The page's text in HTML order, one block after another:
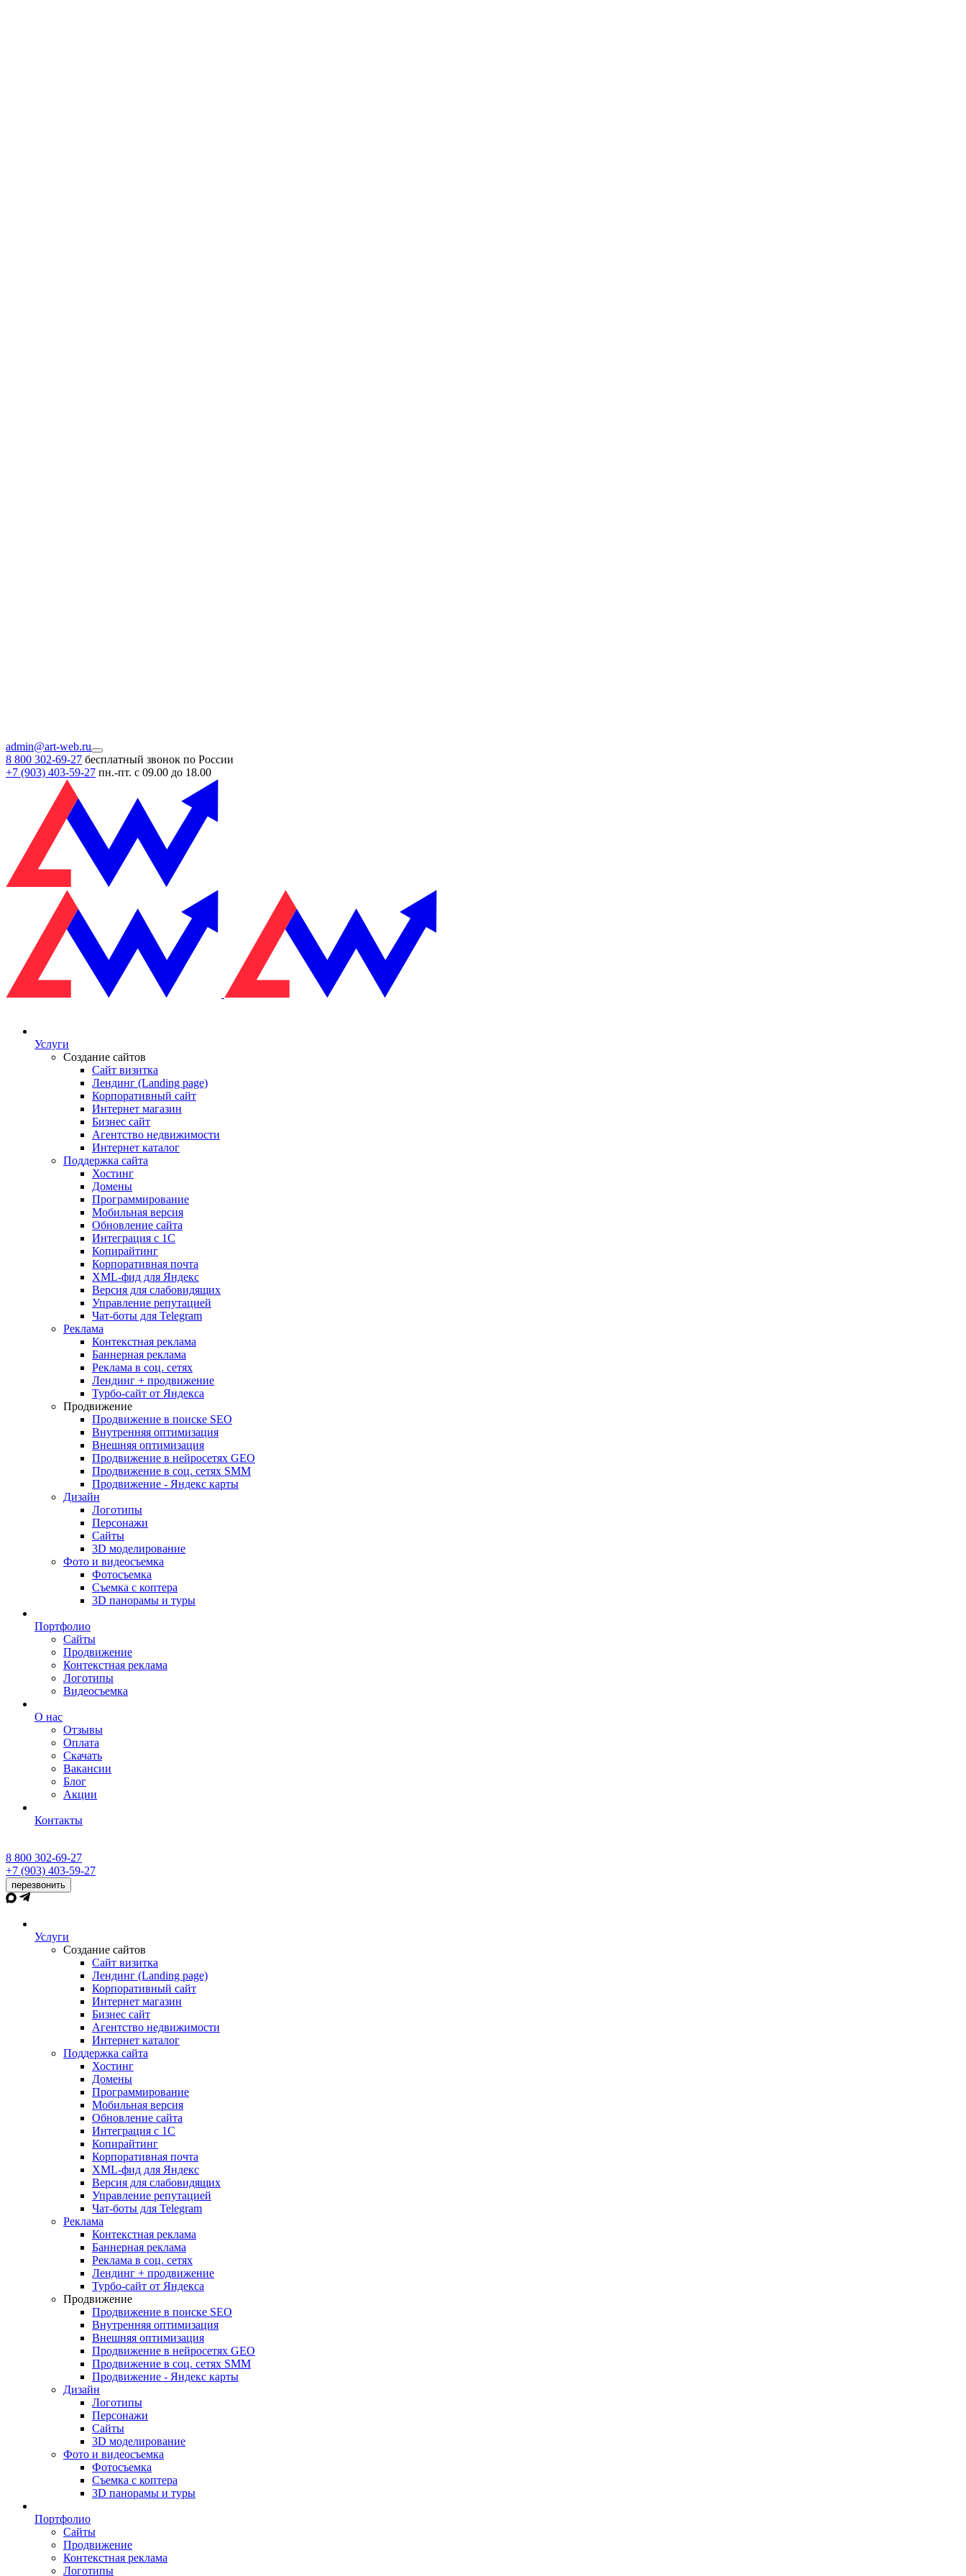
admin@art-web.ru
8 800 302-69-27 бесплатный звонок по России
+7 (903) 403-59-27 пн.-пт. с 09.00 до 18.00
Услуги
Создание сайтов
Сайт визитка
Лендинг (Landing page)
Корпоративный сайт
Интернет магазин
Бизнес сайт
Агентство недвижимости
Интернет каталог
Поддержка сайта
Хостинг
Домены
Программирование
Мобильная версия
Обновление сайта
Интеграция с 1С
Копирайтинг
Корпоративная почта
XML-фид для Яндекс
Версия для слабовидящих
Управление репутацией
Чат-боты для Telegram
Реклама
Контекстная реклама
Баннерная реклама
Реклама в соц. сетях
Лендинг + продвижение
Турбо-сайт от Яндекса
Продвижение
Продвижение в поиске SEO
Внутренняя оптимизация
Внешняя оптимизация
Продвижение в нейросетях GEO
Продвижение в соц. сетях SMM
Продвижение - Яндекс карты
Дизайн
Логотипы
Персонажи
Сайты
3D моделирование
Фото и видеосъемка
Фотосъемка
Съемка с коптера
3D панорамы и туры
Портфолио
Сайты
Продвижение
Контекстная реклама
Логотипы
Видеосъемка
О нас
Отзывы
Оплата
Скачать
Вакансии
Блог
Акции
Контакты
8 800 302-69-27
+7 (903) 403-59-27
перезвонить
Услуги
Создание сайтов
Сайт визитка
Лендинг (Landing page)
Корпоративный сайт
Интернет магазин
Бизнес сайт
Агентство недвижимости
Интернет каталог
Поддержка сайта
Хостинг
Домены
Программирование
Мобильная версия
Обновление сайта
Интеграция с 1С
Копирайтинг
Корпоративная почта
XML-фид для Яндекс
Версия для слабовидящих
Управление репутацией
Чат-боты для Telegram
Реклама
Контекстная реклама
Баннерная реклама
Реклама в соц. сетях
Лендинг + продвижение
Турбо-сайт от Яндекса
Продвижение
Продвижение в поиске SEO
Внутренняя оптимизация
Внешняя оптимизация
Продвижение в нейросетях GEO
Продвижение в соц. сетях SMM
Продвижение - Яндекс карты
Дизайн
Логотипы
Персонажи
Сайты
3D моделирование
Фото и видеосъемка
Фотосъемка
Съемка с коптера
3D панорамы и туры
Портфолио
Сайты
Продвижение
Контекстная реклама
Логотипы